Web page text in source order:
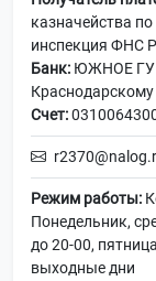
казначейства
инспекция ФНС
Банк: ЮЖНОЕ ГУ
Счет:
Режим работы:
Понедельник,
до 20-00,
выходные дни